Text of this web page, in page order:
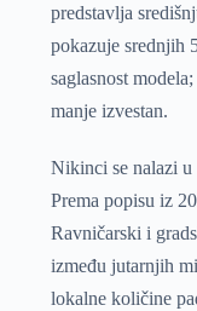
predstavlja
pokazuje srednjih
saglasnost
manje izvestan.
Nikinci se nalazi u
Prema popisu iz
Ravničarski i
između jutarnjih
lokalne količine